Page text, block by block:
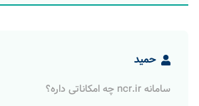
حمید
سامانه ncr.ir چه امکاناتی داره؟